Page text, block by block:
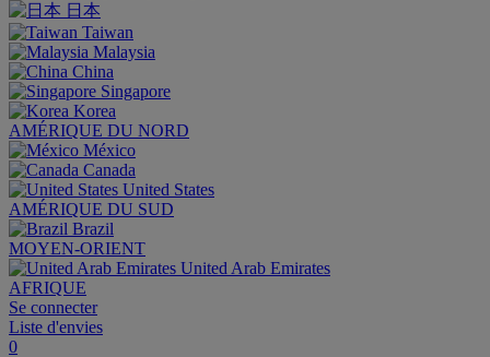
日本
Taiwan
Malaysia
China
Singapore
Korea
AMÉRIQUE DU NORD
México
Canada
United States
AMÉRIQUE DU SUD
Brazil
MOYEN-ORIENT
United Arab Emirates
AFRIQUE
Se connecter
Liste d'envies
0